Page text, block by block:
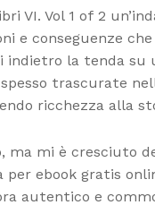
VI. Vol 1 of 2
e conseguenze
la tenda su
trascurate
ricchezza alla
ma mi è cresciuto
ebook gratis
autentico e